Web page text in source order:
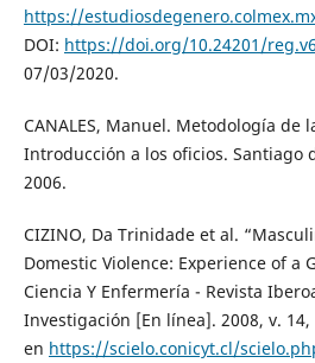
https://
DOI: https://doi.org/10.24201/
07/03/2020.
CANALES, Manuel. Metodología de
Introducción a los oficios. Santiago
2006.
CIZINO, Da Trinidade et al.
Domestic Violence: Experience of a
Ciencia Y Enfermería - Revista
Investigación [En línea]. 2008, v.
en https://scielo.conicyt.cl/